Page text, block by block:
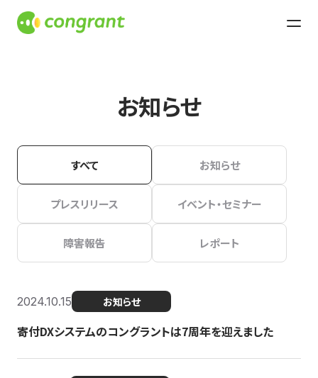
お知らせ
すべて お知らせ
プレスリリース イベント・セミナー
障害報告 レポート
2024.10.15 お知らせ
寄付DXシステムのコングラントは7周年を迎えました